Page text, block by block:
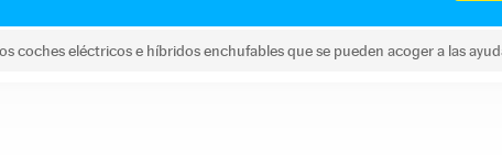
coches eléctricos e híbridos enchufables que se pueden acoger a las